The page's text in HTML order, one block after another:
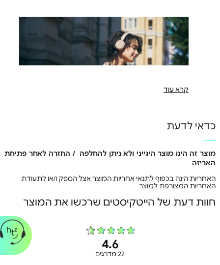
הפעלה שמספיקה לימים
שלך חלשה, טעינה מהירה של 3 דקות תוכל לספק לך 1.5
שעות של זמן האזנה.
קרא עוד
כדאי לדעת
מוצר זה הינו מוצר היגייני ולא ניתן להחלפה / החזרה לאחר פתיחת
האריזה
האחריות הינה בכפוף לתנאי אחריות המוצר אצל הספק ו/או לתעודת
האחריות המצורפת למוצר
חוות דעת של הייטקיסטים שרכשו את המוצר
4.6
22 מדרגים